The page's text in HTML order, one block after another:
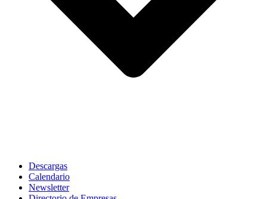
Descargas
Calendario
Newsletter